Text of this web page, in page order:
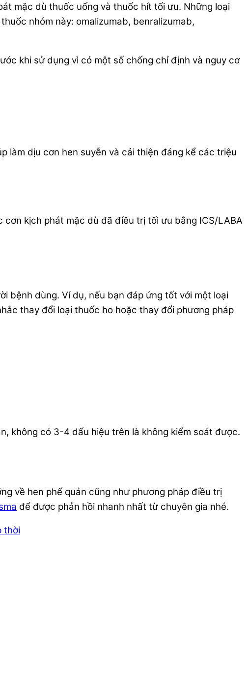
mặc dù thuốc uống và thuốc hít tối ưu. Những loại
nhóm này: omalizumab, benralizumab,
khi sử dụng vì có một số chống chỉ định và nguy cơ
làm dịu cơn hen suyễn và cải thiện đáng kể các triệu
kịch phát mặc dù đã điều trị tối ưu bằng ICS/LABA
bệnh dùng. Ví dụ, nếu bạn đáp ứng tốt với một loại
thay đổi loại thuốc ho hoặc thay đổi phương pháp
không có 3-4 dấu hiệu trên là không kiểm soát được.
về hen phế quản cũng như phương pháp điều trị
để được phản hồi nhanh nhất từ chuyên gia nhé.
thời